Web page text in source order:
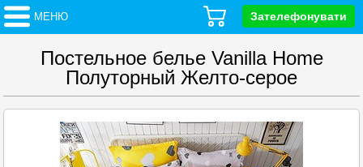
МЕНЮ Зателефонувати
Постельное белье Vanilla Home
Полуторный Желто-серое